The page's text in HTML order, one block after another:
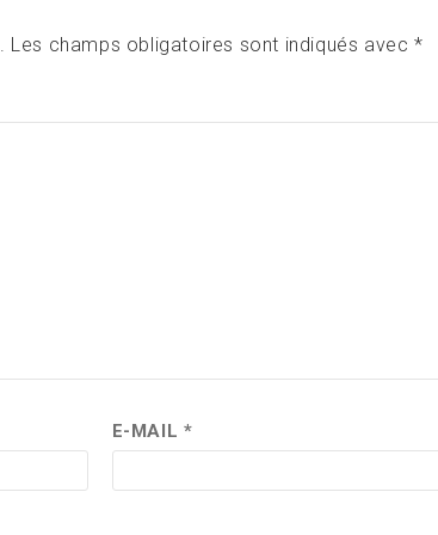
Les champs obligatoires sont indiqués avec*
E-MAIL *